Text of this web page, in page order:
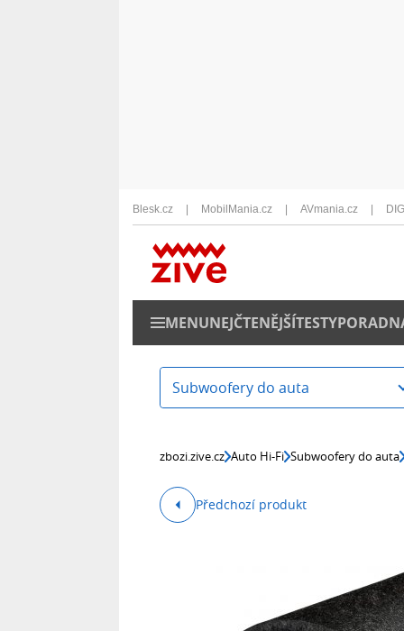
Blesk.cz MobilMania.cz AVmania.cz
MENUNEJČTENĚJŠÍTESTY
Subwoofery do auta
zbozi.zive.cz Auto Hi-Fi Subwoofery do auta
Předchozí produkt